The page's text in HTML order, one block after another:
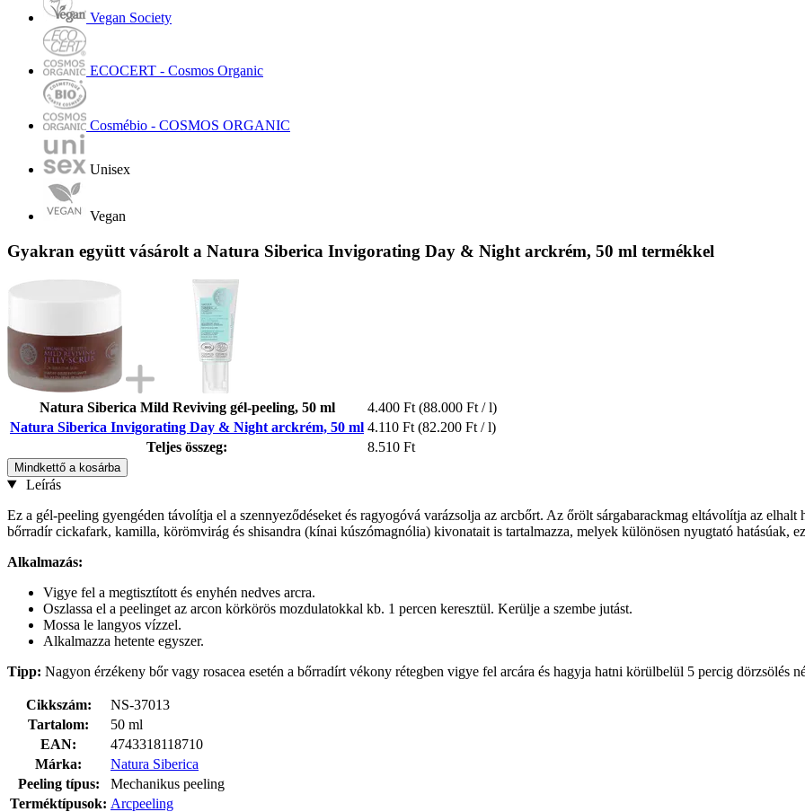
Vegan Society
ECOCERT - Cosmos Organic
Cosmébio - COSMOS ORGANIC
Unisex
Vegan
Gyakran együtt vásárolt a Natura Siberica Invigorating Day & Night arckrém, 50 ml termékkel
Natura Siberica Mild Reviving gél-peeling, 50 ml 4.400 Ft (88.000 Ft / l)
Natura Siberica Invigorating Day & Night arckrém, 50 ml 4.110 Ft (82.200 Ft / l)
Teljes összeg:
8.510 Ft
Mindkettő a kosárba
Leírás
Ez a gél-peeling gyengéden távolítja el a szennyeződéseket és ragyogóvá varázsolja az arcbőrt. Az őrölt sárgabarackmag eltávolítja az
bőrradír cickafark, kamilla, körömvirág és shisandra (kínai kúszómagnólia) kivonatait is tartalmazza, melyek különösen nyugtató hatásúak,
Alkalmazás:
Vigye fel a megtisztított és enyhén nedves arcra.
Oszlassa el a peelinget az arcon körkörös mozdulatokkal kb. 1 percen keresztül. Kerülje a szembe jutást.
Mossa le langyos vízzel.
Alkalmazza hetente egyszer.
Tipp: Nagyon érzékeny bőr vagy rosacea esetén a bőrradírt vékony rétegben vigye fel arcára és hagyja hatni körülbelül 5 percig dörzsölés
Cikkszám:
NS-37013
Tartalom:
50 ml
EAN:
4743318118710
Márka:
Natura Siberica
Peeling típus:
Mechanikus peeling
Terméktípusok: Arcpeeling